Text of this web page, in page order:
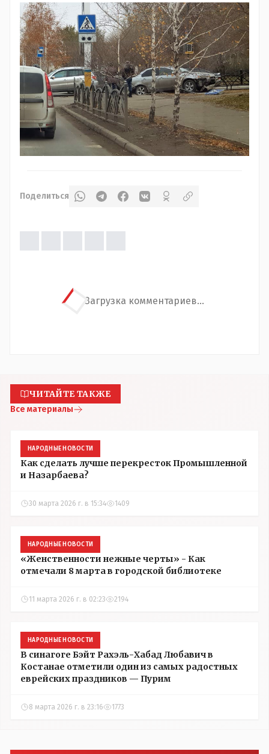
Поделиться
Загрузка комментариев...
ЧИТАЙТЕ ТАКЖЕ
Все материалы
НАРОДНЫЕ НОВОСТИ
Как сделать лучше перекресток Промышленной
и Назарбаева?
30 марта 2026 г. в 15:34 1409
НАРОДНЫЕ НОВОСТИ
«Женственности нежные черты» - Как
отмечали 8 марта в городской библиотеке
11 марта 2026 г. в 02:23 2194
НАРОДНЫЕ НОВОСТИ
В синагоге Бэйт Рахэль-Хабад Любавич в
Костанае отметили один из самых радостных
еврейских праздников — Пурим
8 марта 2026 г. в 23:16 1773